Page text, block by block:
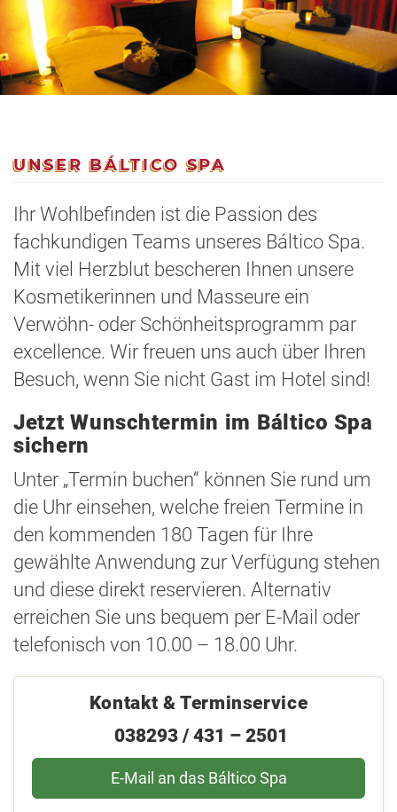
UNSER BÁLTICO SPA
Ihr Wohlbefinden ist die Passion des
fachkundigen Teams unseres Báltico Spa.
Mit viel Herzblut bescheren Ihnen unsere
Kosmetikerinnen und Masseure ein
Verwöhn- oder Schönheitsprogramm par
excellence. Wir freuen uns auch über Ihren
Besuch, wenn Sie nicht Gast im Hotel sind!
Jetzt Wunschtermin im Báltico Spa
sichern
Unter „Termin buchen“ können Sie rund um
die Uhr einsehen, welche freien Termine in
den kommenden 180 Tagen für Ihre
gewählte Anwendung zur Verfügung stehen
und diese direkt reservieren. Alternativ
erreichen Sie uns bequem per E-Mail oder
telefonisch von 10.00 – 18.00 Uhr.
Kontakt & Terminservice
038293 / 431 – 2501
E-Mail an das Báltico Spa